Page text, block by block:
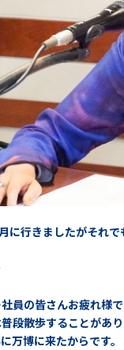
行きましたがそれで
員の皆さんお疲れ様で
段散歩することがあり
万博に来たからです。